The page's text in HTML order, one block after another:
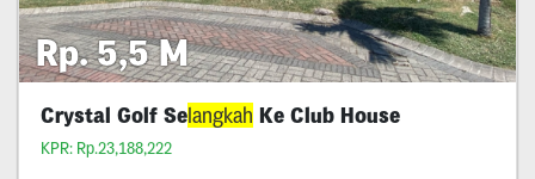
Rp. 5,5 M
Crystal Golf Selangkah Ke Club House
KPR: Rp.23,188,222